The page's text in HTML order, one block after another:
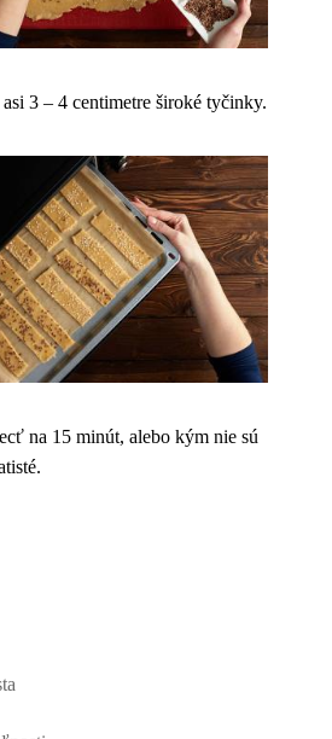
3 – 4 centimetre široké tyčinky.
na 15 minút, alebo kým nie sú